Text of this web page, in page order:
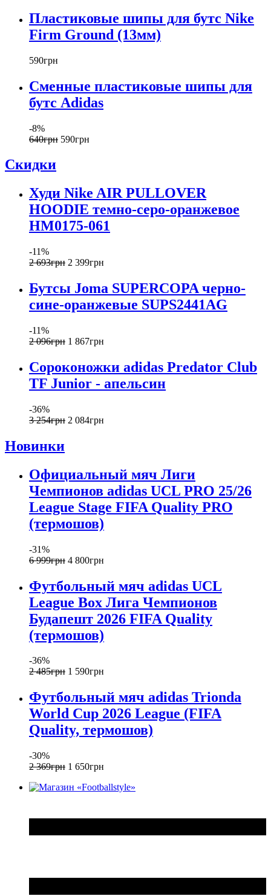
Пластиковые шипы для бутс Nike
Firm Ground (13мм)
590грн
Сменные пластиковые шипы для
бутс Adidas
-8%
640грн 590грн
Скидки
Худи Nike AIR PULLOVER
HOODIE темно-серо-оранжевое
HM0175-061
-11%
2 693грн 2 399грн
Бутсы Joma SUPERCOPA черно-
сине-оранжевые SUPS2441AG
-11%
2 096грн 1 867грн
Сороконожки adidas Predator Club
TF Junior - апельсин
-36%
3 254грн 2 084грн
Новинки
Официальный мяч Лиги
Чемпионов adidas UCL PRO 25/26
League Stage FIFA Quality PRO
(термошов)
-31%
6 999грн 4 800грн
Футбольный мяч adidas UCL
League Box Лига Чемпионов
Будапешт 2026 FIFA Quality
(термошов)
-36%
2 485грн 1 590грн
Футбольный мяч adidas Trionda
World Cup 2026 League (FIFA
Quality, термошов)
-30%
2 369грн 1 650грн